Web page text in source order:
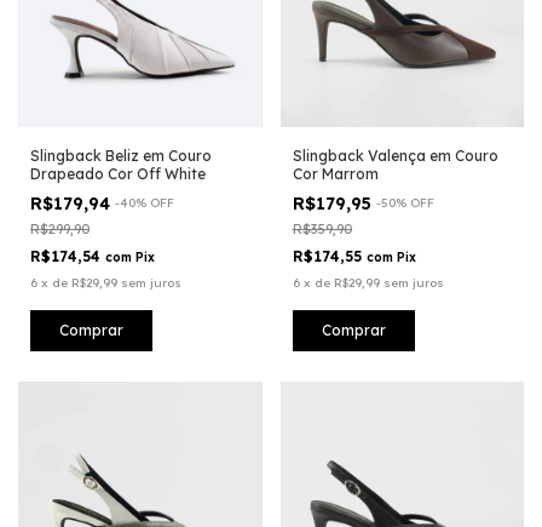
Slingback Beliz em Couro
Drapeado Cor Off White
R$179,94 -40% OFF
R$299,90
R$174,54 com Pix
6 x de R$29,99 sem juros
Comprar
Slingback Valença em Couro
Cor Marrom
R$179,95 -50% OFF
R$359,90
R$174,55 com Pix
6 x de R$29,99 sem juros
Comprar